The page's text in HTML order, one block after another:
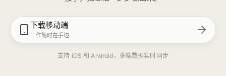
下载移动端
工作随时在手边
支持 iOS 和 Android，多端数据实时同步